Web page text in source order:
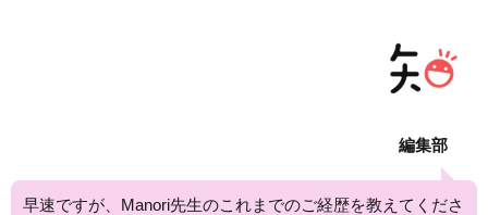
早速ですが、Manori先生のこれまでのご経歴を教えてくださ
編集部